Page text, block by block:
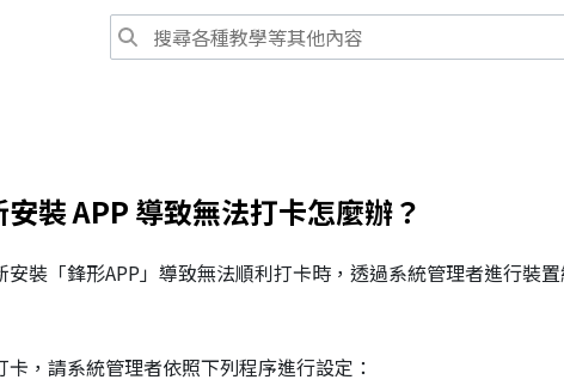
裝 APP 導致無法打卡怎麼辦？
裝「鋒形APP」導致無法順利打卡時，透過系統管理者進行裝
，請系統管理者依照下列程序進行設定：